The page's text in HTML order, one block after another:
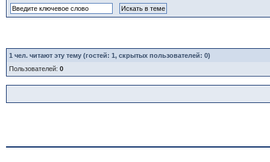
1 чел. читают эту тему (гостей: 1, скрытых пользователей: 0)
Пользователей: 0